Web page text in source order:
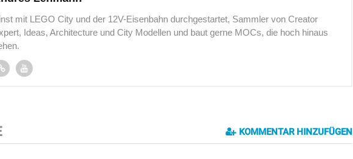
mit LEGO City und der 12V-Eisenbahn durchgestartet, Sammler von Creator
Ideas, Architecture und City Modellen und baut gerne MOCs, die hoch hinaus
KOMMENTAR HINZUFÜGEN